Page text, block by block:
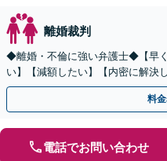
離婚裁判
◆離婚・不倫に強い弁護士◆【早
い】【減額したい】【内密に解決し
料
電話でお問い合わせ